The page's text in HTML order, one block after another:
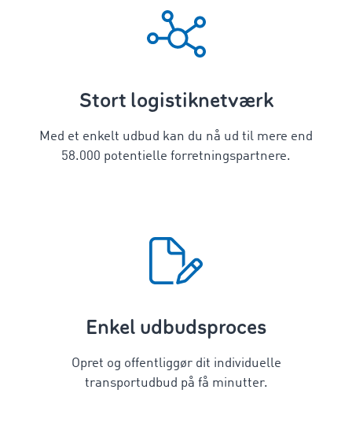
Stort logistiknetværk
Med et enkelt udbud kan du nå ud til mere end
58.000 potentielle forretningspartnere.
Enkel udbudsproces
Opret og offentliggør dit individuelle
transportudbud på få minutter.